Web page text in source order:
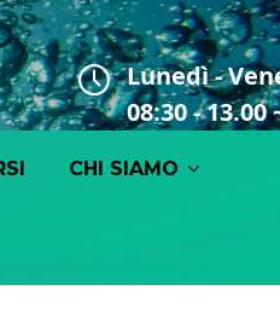
Lunedì -
08:30 - 13.00
CHI SIAMO